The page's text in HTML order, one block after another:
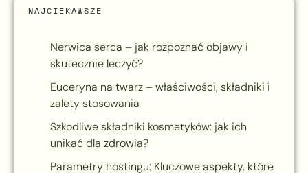
NAJCIEKAWSZE
Nerwica serca – jak rozpoznać objawy i
skutecznie leczyć?
Euceryna na twarz – właściwości, składniki i
zalety stosowania
Szkodliwe składniki kosmetyków: jak ich
unikać dla zdrowia?
Parametry hostingu: Kluczowe aspekty, które